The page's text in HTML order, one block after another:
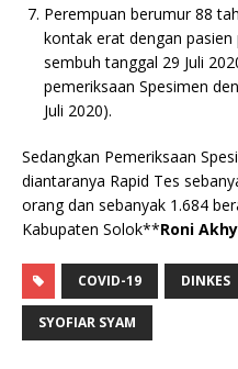
Perempuan berumur 88
kontak erat dengan
sembuh tanggal 29 Juli
pemeriksaan Spesimen
Juli 2020).
Sedangkan Pemeriksaan
diantaranya Rapid Tes
orang dan sebanyak 1.684
Kabupaten Solok**Roni
COVID-19 DINKES
SYOFIAR SYAM